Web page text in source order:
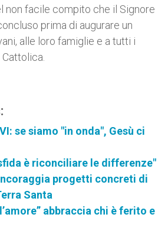
non facile compito che il Signore
prima di augurare un
alle loro famiglie e a tutti i
se siamo "in onda", Gesù ci
è riconciliare le differenze"
progetti concreti di
Santa
abbraccia chi è ferito e